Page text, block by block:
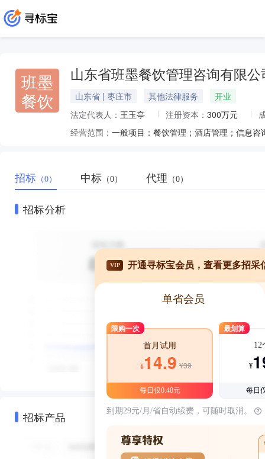
班墨
餐饮
山东省班墨餐饮管理咨询有限公
山东省 | 枣庄市 其他法律服务
开业
法定代表人： 王玉亭 注册资本： 300万元
经营范围：
招标 （0） 中标 （0） 代理 （0）
招标分析
招标产品
VIP 开通寻标宝会员，查看更多招采
单省会员
限购一次
首月试用
¥14.9 ¥39
每日仅0.48元
最划算
12
¥
每日
到期29元/月/省自动续费，可随时取消。